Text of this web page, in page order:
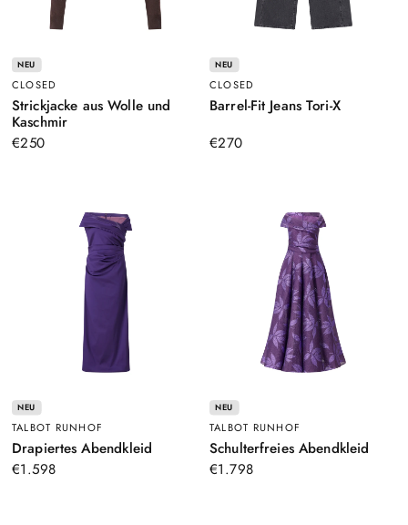
NEU
CLOSED
Strickjacke aus Wolle und
Kaschmir–
€250
NEU
CLOSED
Barrel-Fit Jeans Tori-X–
€270
NEU
TALBOT RUNHOF
Drapiertes Abendkleid–
€1.598
NEU
TALBOT RUNHOF
Schulterfreies Abendkleid–
€1.798